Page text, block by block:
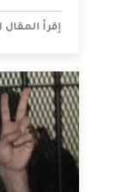
إقرأ المقال